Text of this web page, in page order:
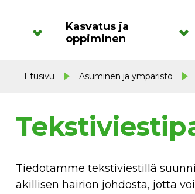
Kasvatus ja
oppiminen
Etusivu Asuminen ja ympäristö
Tiedotamme tekstiviestillä
äkillisen häiriön johdosta, jotta